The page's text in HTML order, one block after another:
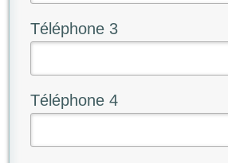
Téléphone 3
Téléphone 4